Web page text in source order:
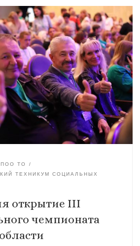
ТО
ТЕХНИКУМ СОЦИАЛЬНЫХ
открытие III
чемпионата